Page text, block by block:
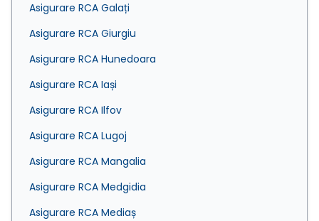
Asigurare RCA Galați
Asigurare RCA Giurgiu
Asigurare RCA Hunedoara
Asigurare RCA Iași
Asigurare RCA Ilfov
Asigurare RCA Lugoj
Asigurare RCA Mangalia
Asigurare RCA Medgidia
Asigurare RCA Mediaș